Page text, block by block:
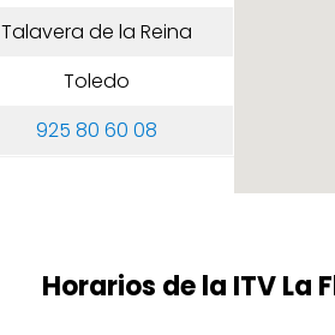
Talavera de la Reina
Toledo
925 80 60 08
Horarios de la ITV La